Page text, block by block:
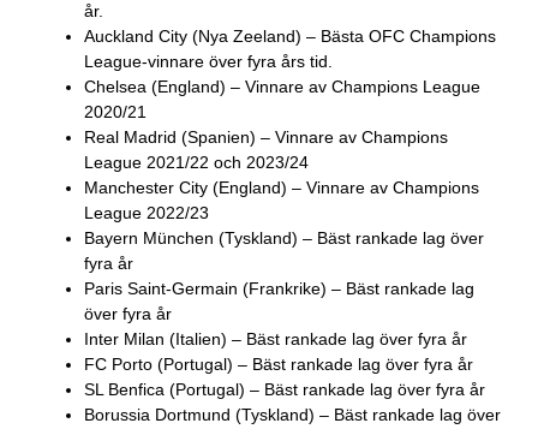
år.
Auckland City (Nya Zeeland) – Bästa OFC Champions
League-vinnare över fyra års tid.
Chelsea (England) – Vinnare av Champions League
2020/21
Real Madrid (Spanien) – Vinnare av Champions
League 2021/22 och 2023/24
Manchester City (England) – Vinnare av Champions
League 2022/23
Bayern München (Tyskland) – Bäst rankade lag över
fyra år
Paris Saint-Germain (Frankrike) – Bäst rankade lag
över fyra år
Inter Milan (Italien) – Bäst rankade lag över fyra år
FC Porto (Portugal) – Bäst rankade lag över fyra år
SL Benfica (Portugal) – Bäst rankade lag över fyra år
Borussia Dortmund (Tyskland) – Bäst rankade lag över